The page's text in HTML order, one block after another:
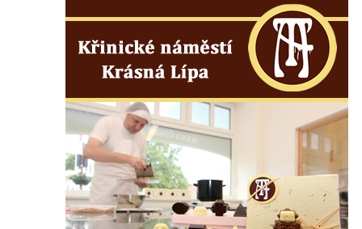
Sochy Ptáci v Tierpark Chemnitz
Socha Skupina jeřábů v Tierpark Chemnitz
Socha Panter v ZOO Leipzig
Socha Dívka s mušlí v ZOO Leipzig
Socha Tygr v ZOO Leipzig
Socha Atlet v ZOO Leipzig
Socha Marabu v ZOO Leipzig